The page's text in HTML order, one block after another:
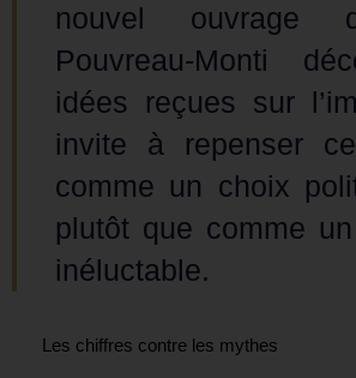
nouvel ouvrage
Pouvreau-Monti
idées reçues sur
invite à repenser
comme un choix
plutôt que comme
inéluctable.
Les chiffres contre les mythes